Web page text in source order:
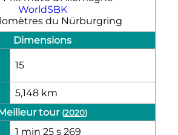
WorldSBK
du Nürburgring
Dimensions
15
5,148 km
tour (2020)
1 min 25 s 269